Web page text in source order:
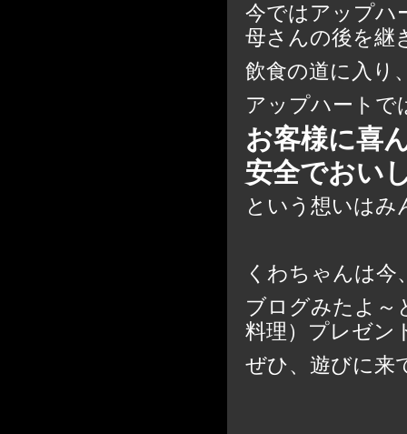
今ではアップハ
母さんの後を継
飲食の道に入り
アップハートで
お客様に喜
安全でおい
という想いはみ
くわちゃんは今
ブログみたよ～
料理）プレゼン
ぜひ、遊びに来